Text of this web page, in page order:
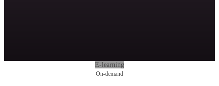
E-learning
On-demand